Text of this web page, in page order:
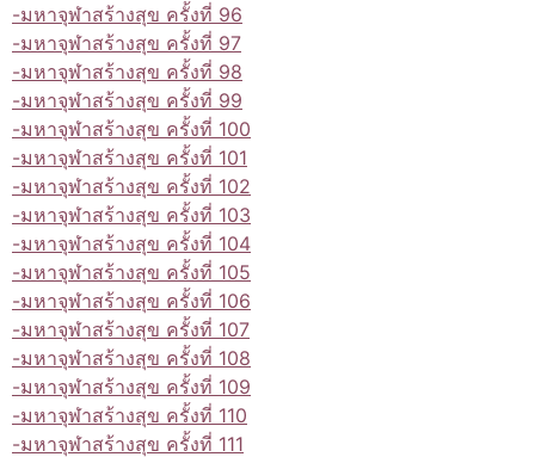
-มหาจุฬาสร้างสุข ครั้งที่ 96
-มหาจุฬาสร้างสุข ครั้งที่ 97
-มหาจุฬาสร้างสุข ครั้งที่ 98
-มหาจุฬาสร้างสุข ครั้งที่ 99
-มหาจุฬาสร้างสุข ครั้งที่ 100
-มหาจุฬาสร้างสุข ครั้งที่ 101
-มหาจุฬาสร้างสุข ครั้งที่ 102
-มหาจุฬาสร้างสุข ครั้งที่ 103
-มหาจุฬาสร้างสุข ครั้งที่ 104
-มหาจุฬาสร้างสุข ครั้งที่ 105
-มหาจุฬาสร้างสุข ครั้งที่ 106
-มหาจุฬาสร้างสุข ครั้งที่ 107
-มหาจุฬาสร้างสุข ครั้งที่ 108
-มหาจุฬาสร้างสุข ครั้งที่ 109
-มหาจุฬาสร้างสุข ครั้งที่ 110
-มหาจุฬาสร้างสุข ครั้งที่ 111